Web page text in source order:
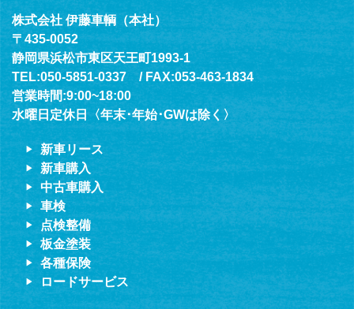
株式会社 伊藤車輌（本社）
〒435-0052
静岡県浜松市東区天王町1993-1
TEL:050-5851-0337 / FAX:053-463-1834
営業時間:9:00~18:00
水曜日定休日〈年末･年始･GWは除く〉
新車リース
新車購入
中古車購入
車検
点検整備
板金塗装
各種保険
ロードサービス